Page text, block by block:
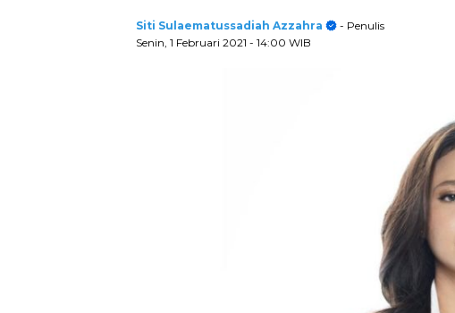
Siti Sulaematussadiah Azzahra
- Penulis
Senin, 1 Februari 2021 - 14:00 WIB